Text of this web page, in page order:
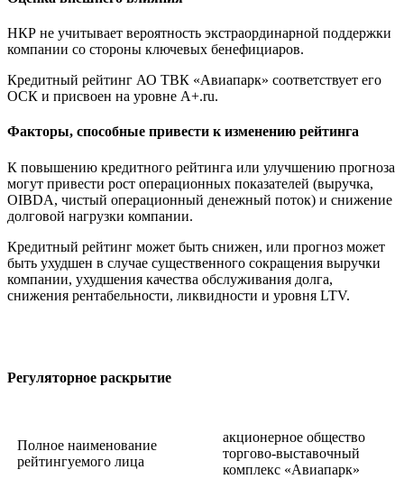
НКР не учитывает вероятность экстраординарной поддержки
компании со стороны ключевых бенефициаров.
Кредитный рейтинг АО ТВК «Авиапарк» соответствует его
ОСК и присвоен на уровне A+.ru.
Факторы, способные привести к изменению рейтинга
К повышению кредитного рейтинга или улучшению прогноза
могут привести рост операционных показателей (выручка,
OIBDA, чистый операционный денежный поток) и снижение
долговой нагрузки компании.
Кредитный рейтинг может быть снижен, или прогноз может
быть ухудшен в случае существенного сокращения выручки
компании, ухудшения качества обслуживания долга,
снижения рентабельности, ликвидности и уровня LTV.
Регуляторное раскрытие
Полное наименование
рейтингуемого лица
акционерное общество
торгово-выставочный
комплекс «Авиапарк»